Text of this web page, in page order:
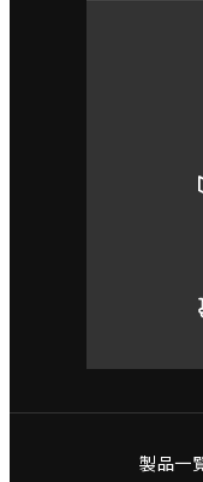
製品一